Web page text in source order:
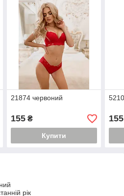
21874 червоний
155₴
Купити
155
рік